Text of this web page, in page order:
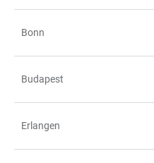
Bonn
Budapest
Erlangen